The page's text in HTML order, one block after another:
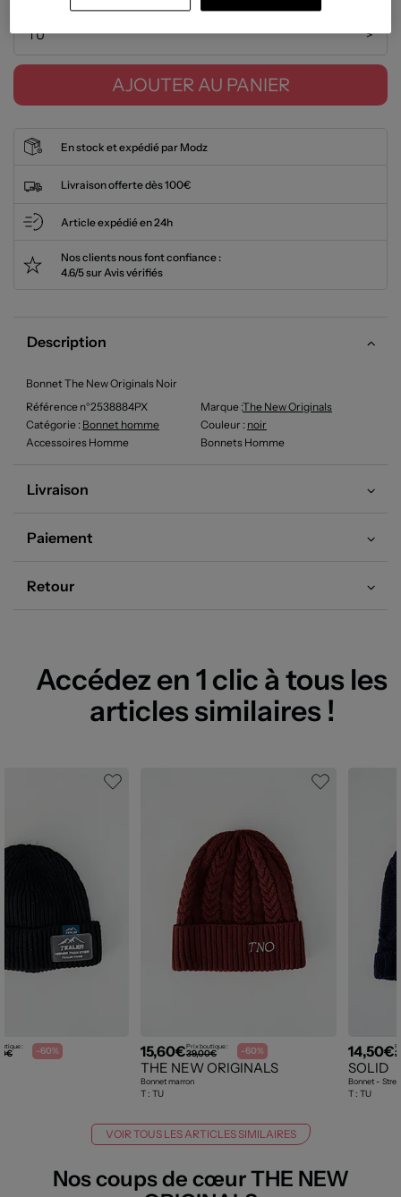
TU >
AJOUTER AU PANIER
En stock et expédié par Modz
Livraison offerte dès 100€
Article expédié en 24h
Nos clients nous font confiance :
4.6/5 sur Avis vérifiés
Description
Bonnet The New Originals Noir
Référence n°2538884PX
Marque :The New Originals
Catégorie : Bonnet homme Couleur : noir
Accessoires Homme
Bonnets Homme
Livraison
Paiement
Retour
Accédez en 1 clic à tous les
articles similaires !
: -60% 15,60€Prix boutique :
39,00€ -60%
THE NEW ORIGINALS
Bonnet marron
T : TU
14,50€
SOLID
Bonnet -
T : TU
VOIR TOUS LES ARTICLES SIMILAIRES
Nos coups de cœur THE NEW